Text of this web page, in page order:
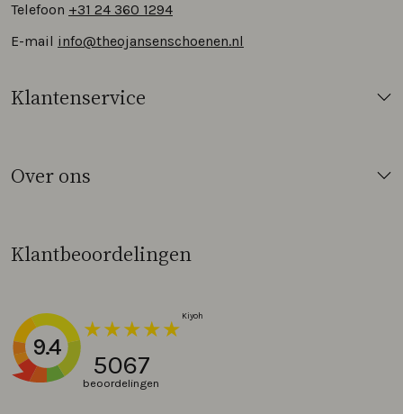
Telefoon +31 24 360 1294
E-mail info@theojansenschoenen.nl
Klantenservice
Over ons
Klantbeoordelingen
9.4
5067
beoordelingen